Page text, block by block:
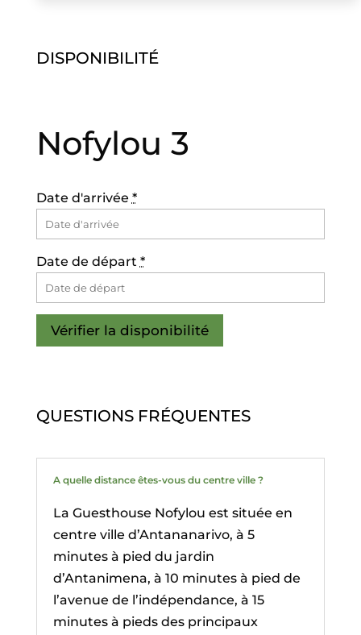
DISPONIBILITÉ
Nofylou 3
Date d'arrivée *
Date de départ *
QUESTIONS FRÉQUENTES
A quelle distance êtes-vous du centre ville ?
La Guesthouse Nofylou est située en
centre ville d’Antananarivo, à 5
minutes à pied du jardin
d’Antanimena, à 10 minutes à pied de
l’avenue de l’indépendance, à 15
minutes à pieds des principaux